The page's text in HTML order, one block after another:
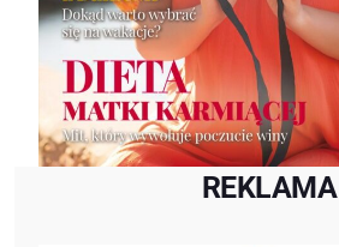
REKLAMA